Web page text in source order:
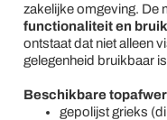
zakelijke omgeving. De
functionaliteit en
ontstaat dat niet alleen
gelegenheid bruikbaar
Beschikbare
gepolijst grieks